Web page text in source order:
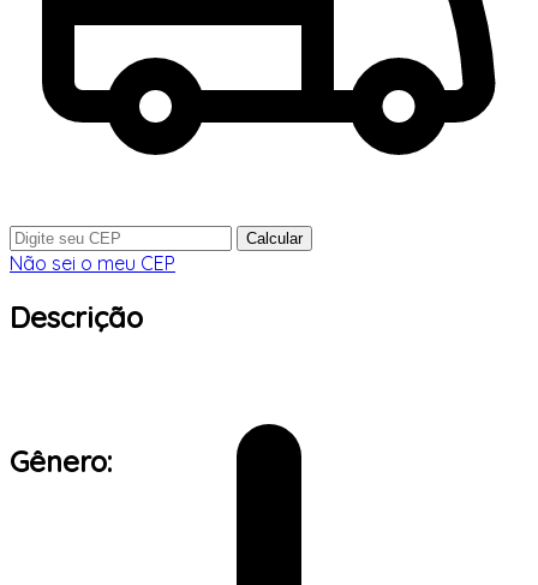
Calcular
Não sei o meu CEP
Descrição
Gênero: